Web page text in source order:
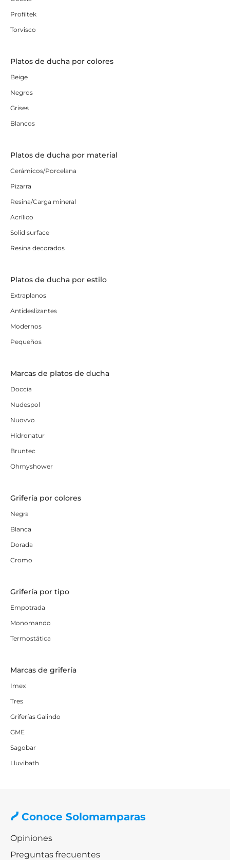
Profiltek
Torvisco
Platos de ducha por colores
Beige
Negros
Grises
Blancos
Platos de ducha por material
Cerámicos/Porcelana
Pizarra
Resina/Carga mineral
Acrílico
Solid surface
Resina decorados
Platos de ducha por estilo
Extraplanos
Antideslizantes
Modernos
Pequeños
Marcas de platos de ducha
Doccia
Nudespol
Nuovvo
Hidronatur
Bruntec
Ohmyshower
Grifería por colores
Negra
Blanca
Dorada
Cromo
Grifería por tipo
Empotrada
Monomando
Termostática
Marcas de grifería
Imex
Tres
Griferías Galindo
GME
Sagobar
Lluvibath
Conoce Solomamparas
Opiniones
Preguntas frecuentes